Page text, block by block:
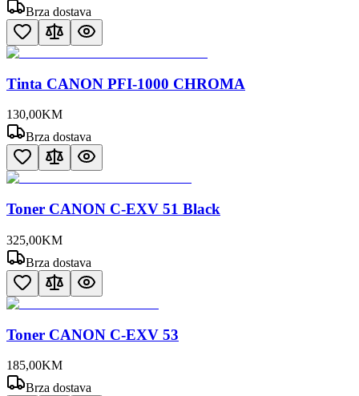
Brza dostava
Tinta CANON PFI-1000 CHROMA
130,00KM
Brza dostava
Toner CANON C-EXV 51 Black
325,00KM
Brza dostava
Toner CANON C-EXV 53
185,00KM
Brza dostava